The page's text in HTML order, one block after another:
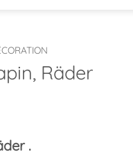
Räder
.